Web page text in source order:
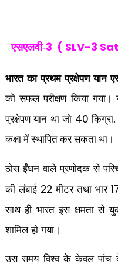
एसएलवी-3 ( SLV-3
भारत का प्रथम प्रक्षेपण यान
को सफल परीक्षण किया गया।
प्रक्षेपण यान था जो 40
कक्षा में स्थापित कर सकता था।
ठोस ईंधन वाले प्रणोदक से
की लंबाई 22 मीटर तथा भार
साथ ही भारत इस क्षमता से
शामिल हो गया।
उस समय विश्व के केवल पांच